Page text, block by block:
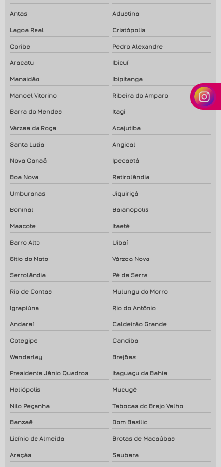
Antas Adustina
Lagoa Real Cristópolis
Coribe Pedro Alexandre
Aracatu Ibicuí
Mansidão Ibipitanga
Manoel Vitorino Ribeira do Amparo
Barra do Mendes Itagi
Várzea da Roça Acajutiba
Santa Luzia Angical
Nova Canaã Ipecaetá
Boa Nova Retirolândia
Umburanas Jiquiriçá
Boninal Baianópolis
Mascote Itaeté
Barro Alto Uibaí
Sítio do Mato Várzea Nova
Serrolândia Pé de Serra
Rio de Contas Mulungu do Morro
Igrapiúna Rio do Antônio
Andaraí Caldeirão Grande
Cotegipe Candiba
Wanderley Brejões
Presidente Jânio Quadros Itaguaçu da Bahia
Heliópolis Mucugê
Nilo Peçanha Tabocas do Brejo Velho
Banzaê Dom Basílio
Licínio de Almeida Brotas de Macaúbas
Araçás Saubara